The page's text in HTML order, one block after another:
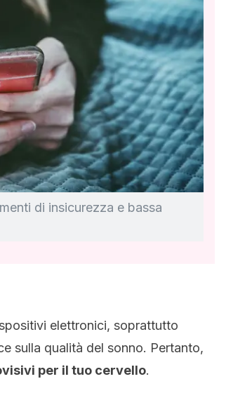
di insicurezza e bassa
elettronici, soprattutto
sulla qualità del sonno. Pertanto,
per il tuo cervello.